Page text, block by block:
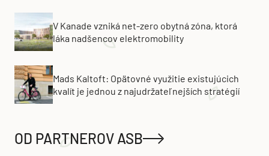
V Kanade vzniká net-zero obytná zóna, ktorá
láka nadšencov elektromobility
Mads Kaltoft: Opätovné využitie existujúcich
kvalít je jednou z najudržateľnejších stratégií
OD PARTNEROV ASB